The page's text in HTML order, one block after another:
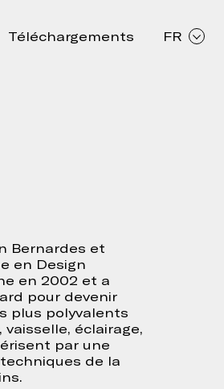
Téléchargements FR
Bernardes et
en Design
en 2002 et a
pour devenir
plus polyvalents
éclairage,
par une
de la